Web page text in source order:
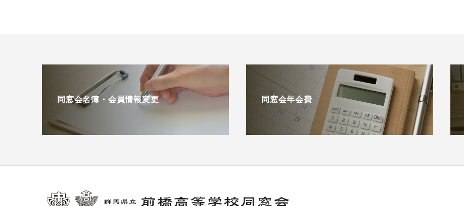
同窓会名簿・会員情報変更 同窓会年会費